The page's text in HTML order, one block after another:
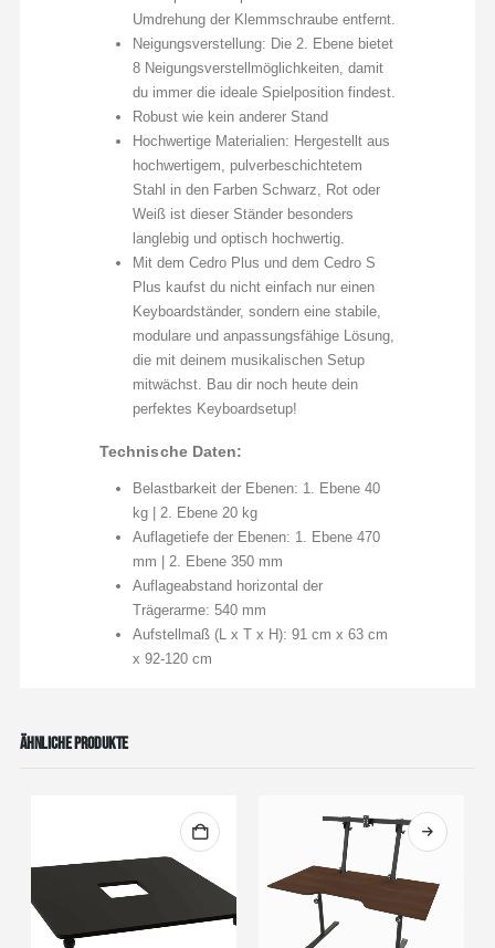
Umdrehung der Klemmschraube entfernt.
Neigungsverstellung: Die 2. Ebene bietet
8 Neigungsverstellmöglichkeiten, damit
du immer die ideale Spielposition findest.
Robust wie kein anderer Stand
Hochwertige Materialien: Hergestellt aus
hochwertigem, pulverbeschichtetem
Stahl in den Farben Schwarz, Rot oder
Weiß ist dieser Ständer besonders
langlebig und optisch hochwertig.
Mit dem Cedro Plus und dem Cedro S
Plus kaufst du nicht einfach nur einen
Keyboardständer, sondern eine stabile,
modulare und anpassungsfähige Lösung,
die mit deinem musikalischen Setup
mitwächst. Bau dir noch heute dein
perfektes Keyboardsetup!
Technische Daten:
Belastbarkeit der Ebenen: 1. Ebene 40
kg | 2. Ebene 20 kg
Auflagetiefe der Ebenen: 1. Ebene 470
mm | 2. Ebene 350 mm
Auflageabstand horizontal der
Trägerarme: 540 mm
Aufstellmaß (L x T x H): 91 cm x 63 cm
x 92-120 cm
ÄHNLICHE PRODUKTE